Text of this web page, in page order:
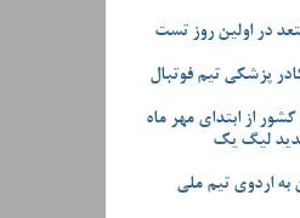
در اولین روز تست
پزشکی تیم فوتبال
از ابتدای مهر ماه
لیگ یک
اردوی تیم ملی